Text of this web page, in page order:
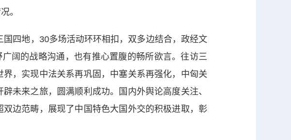
。
四地，30多场活动环环相扣，双多边结合，政经文
阔的战略沟通，也有推心置腹的畅所欲言。往访三
，实现中法关系再巩固，中塞关系再强化，中匈关
未来之旅，圆满顺利成功。国内外舆论高度关注、
边范畴，展现了中国特色大国外交的积极进取，彰